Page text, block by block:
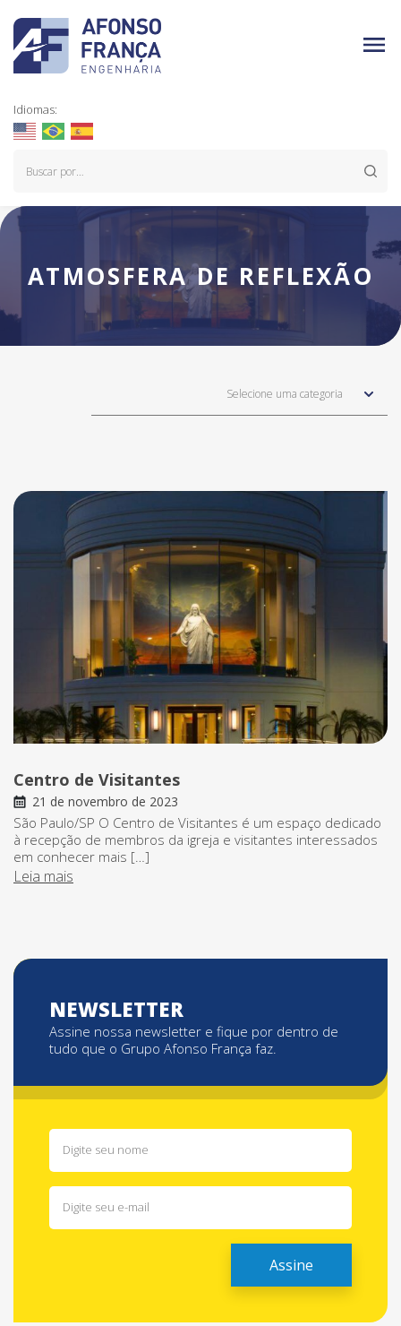
Idiomas:
ATMOSFERA DE REFLEXÃO
Selecione uma categoria
Centro de Visitantes
21 de novembro de 2023
São Paulo/SP O Centro de Visitantes é um espaço dedicado
à recepção de membros da igreja e visitantes interessados
em conhecer mais […]
Leia mais
NEWSLETTER
Assine nossa newsletter e fique por dentro de
tudo que o Grupo Afonso França faz.